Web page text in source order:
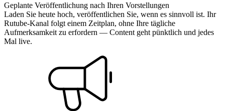
Geplante Veröffentlichung nach Ihren Vorstellungen
Laden Sie heute hoch, veröffentlichen Sie, wenn es sinnvoll ist. Ihr
Rutube-Kanal folgt einem Zeitplan, ohne Ihre tägliche
Aufmerksamkeit zu erfordern — Content geht pünktlich und jedes
Mal live.